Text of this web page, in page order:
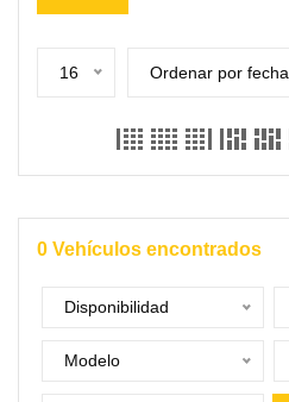
16 Ordenar por fecha
0 Vehículos encontrados
Disponibilidad
Modelo